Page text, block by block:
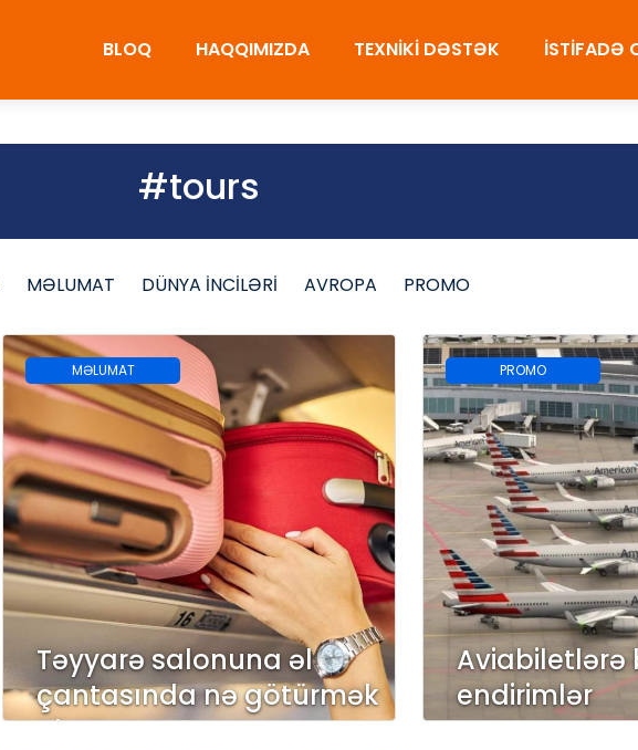
BLOQ HAQQIMIZDA TEXNİKİ DƏSTƏK İSTİFADƏ
#tours
MƏLUMAT DÜNYA İNCİLƏRİ AVROPA PROMO
MƏLUMAT
Təyyarə salonuna əl
çantasında nə götürmək
olar?
PROMO
Aviabiletlərə
endirimlər